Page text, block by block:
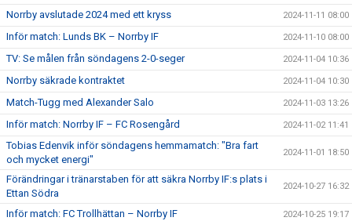
Norrby avslutade 2024 med ett kryss 2024-11-11 08:00
Inför match: Lunds BK – Norrby IF 2024-11-10 08:00
TV: Se målen från söndagens 2-0-seger 2024-11-04 10:36
Norrby säkrade kontraktet 2024-11-04 10:30
Match-Tugg med Alexander Salo 2024-11-03 13:26
Inför match: Norrby IF – FC Rosengård 2024-11-02 11:41
Tobias Edenvik inför söndagens hemmamatch: "Bra fart
och mycket energi"
2024-11-01 18:50
Förändringar i tränarstaben för att säkra Norrby IF:s plats i
Ettan Södra
2024-10-27 16:32
Inför match: FC Trollhättan – Norrby IF 2024-10-25 19:17